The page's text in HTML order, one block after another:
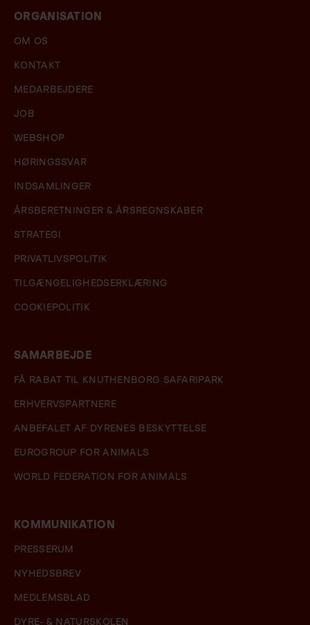
ORGANISATION
OM OS
KONTAKT
MEDARBEJDERE
JOB
WEBSHOP
HØRINGSSVAR
INDSAMLINGER
ÅRSBERETNINGER & ÅRSREGNSKABER
STRATEGI
PRIVATLIVSPOLITIK
TILGÆNGELIGHEDSERKLÆRING
COOKIEPOLITIK
SAMARBEJDE
FÅ RABAT TIL KNUTHENBORG SAFARIPARK
ERHVERVSPARTNERE
ANBEFALET AF DYRENES BESKYTTELSE
EUROGROUP FOR ANIMALS
WORLD FEDERATION FOR ANIMALS
KOMMUNIKATION
PRESSERUM
NYHEDSBREV
MEDLEMSBLAD
DYRE- & NATURSKOLEN